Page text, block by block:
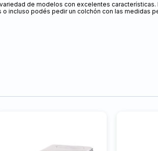
de modelos con excelentes
incluso podés pedir un colchón con las medidas